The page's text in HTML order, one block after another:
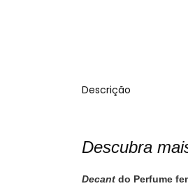
Descrição
Descubra
Decant do Perfume